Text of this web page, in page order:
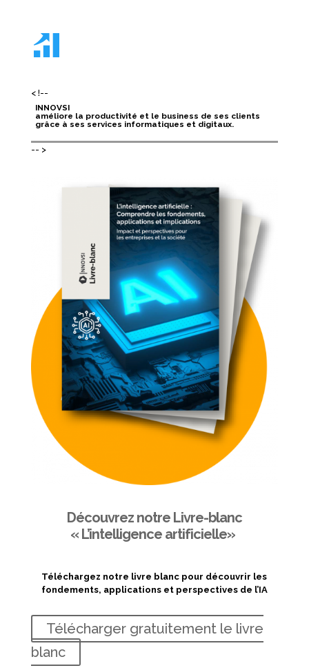
< !--
INNOVSI
améliore la productivité et le business de ses clients
grâce à ses services informatiques et digitaux.
-- >
Découvrez notre Livre-blanc
« L’intelligence artificielle»
Téléchargez notre livre blanc pour découvrir les
fondements, applications et perspectives de l’IA
Télécharger gratuitement le livre
blanc